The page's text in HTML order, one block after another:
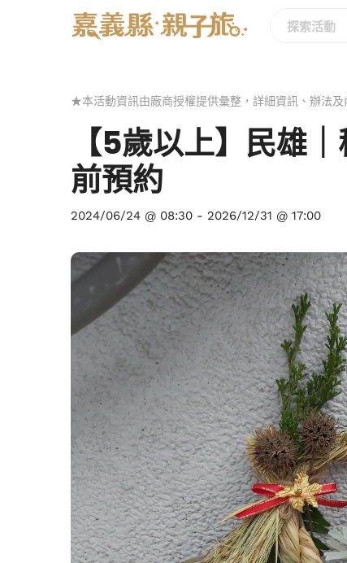
★本活動資訊由廠商授權提供彙整，詳細資訊、辦法及
【5歲以上】民雄
前預約
2024/06/24 @ 08:30 - 2026/12/31 @ 17:00